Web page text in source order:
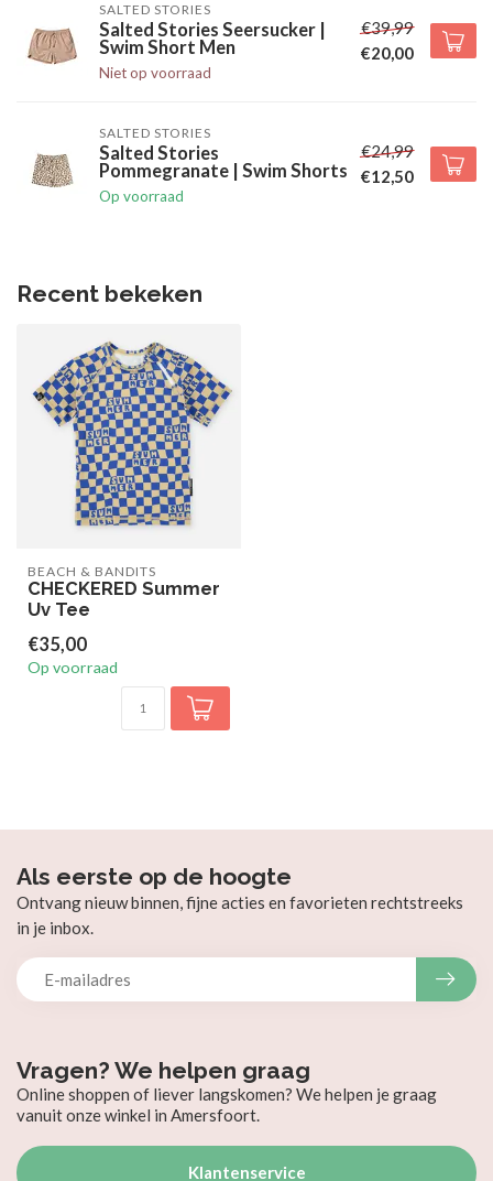
SALTED STORIES
Salted Stories Seersucker |
Swim Short Men
Niet op voorraad
€39,99
€20,00
SALTED STORIES
Salted Stories
Pommegranate | Swim Shorts
Op voorraad
€24,99
€12,50
Recent bekeken
BEACH & BANDITS
CHECKERED Summer
Uv Tee
€35,00
Op voorraad
Vragen? We helpen graag
Online shoppen of liever langskomen? We helpen je graag
vanuit onze winkel in Amersfoort.
Klantenservice
Als eerste op de hoogte
Ontvang nieuw binnen, fijne acties en favorieten rechtstreeks
in je inbox.